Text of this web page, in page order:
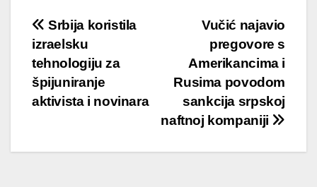
Vučić najavio
pregovore s
Amerikancima i
Rusima povodom
sankcija srpskoj
naftnoj kompaniji
Srbija koristila
izraelsku
tehnologiju za
špijuniranje
aktivista i novinara